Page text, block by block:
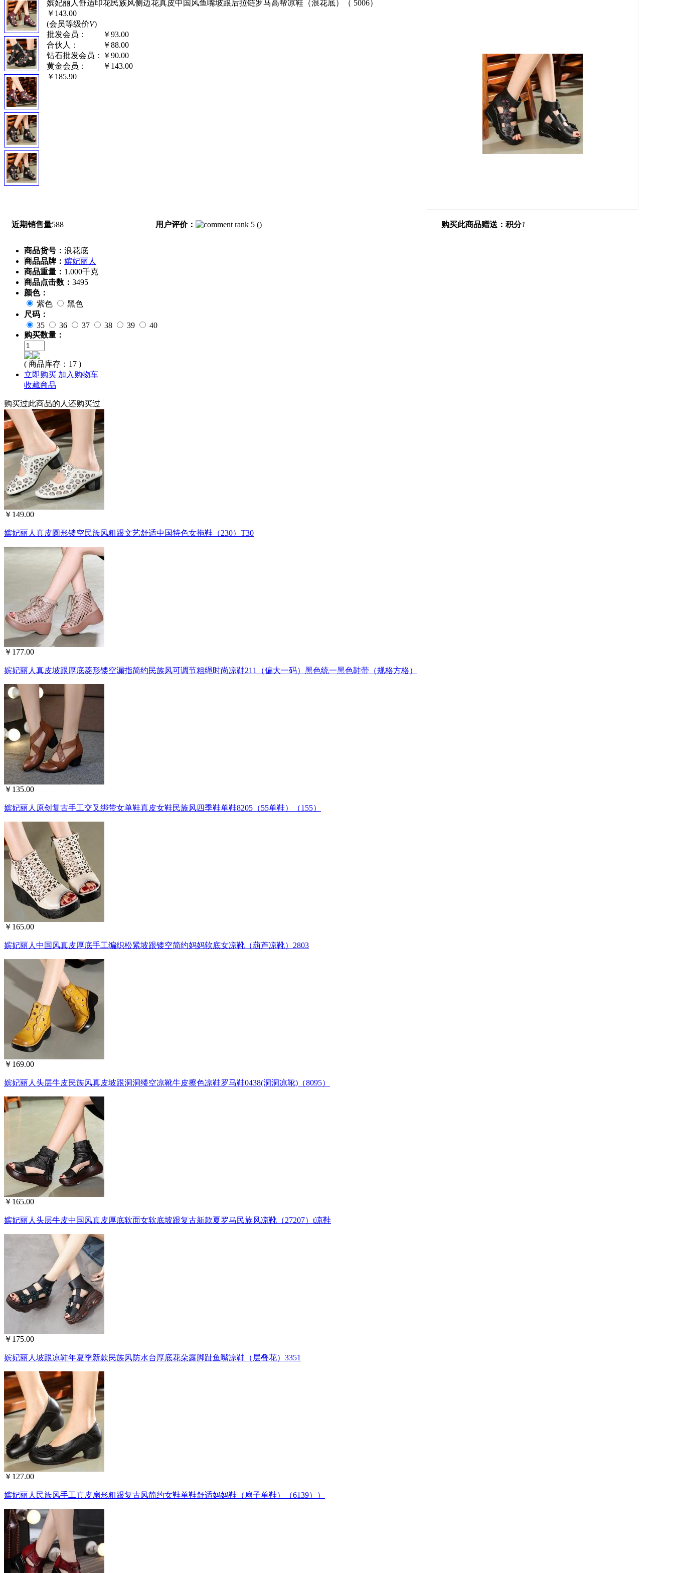
嫔妃丽人舒适印花民族风侧边花真皮中国风鱼嘴坡跟后拉链罗马高帮凉鞋（浪花底）（ 5006）
￥143.00
(会员等级价V)
批发会员：
￥93.00
合伙人：
￥88.00
钻石批发会员：
￥90.00
黄金会员：
￥143.00
￥185.90
近期销售量588 用户评价： () 购买此商品赠送：积分1
商品货号： 浪花底
商品品牌： 嫔妃丽人
商品重量： 1.000千克
商品点击数： 3495
颜色：
紫色
黑色
尺码：
35
36 37 38 39
40
购买数量：
( 商品库存： 17 )
立即购买 加入购物车
收藏商品
购买过此商品的人还购买过
￥149.00
嫔妃丽人真皮圆形镂空民族风粗跟文艺舒适中国特色女拖鞋（230）T30
￥177.00
嫔妃丽人真皮坡跟厚底菱形镂空漏指简约民族风可调节粗绳时尚凉鞋211（偏大一码）黑色统一黑色鞋带（规格方格）
￥135.00
嫔妃丽人原创复古手工交叉绑带女单鞋真皮女鞋民族风四季鞋单鞋8205（55单鞋）（155）
￥165.00
嫔妃丽人中国风真皮厚底手工编织松紧坡跟镂空简约妈妈软底女凉靴（葫芦凉靴）2803
￥169.00
嫔妃丽人头层牛皮民族风真皮坡跟洞洞缕空凉靴牛皮擦色凉鞋罗马鞋0438(洞洞凉靴)（8095）
￥165.00
嫔妃丽人头层牛皮中国风真皮厚底软面女软底坡跟复古新款夏罗马民族风凉靴（27207）t凉鞋
￥175.00
嫔妃丽人坡跟凉鞋年夏季新款民族风防水台厚底花朵露脚趾鱼嘴凉鞋（层叠花）3351
￥127.00
嫔妃丽人民族风手工真皮扇形粗跟复古风简约女鞋单鞋舒适妈妈鞋（扇子单鞋）（6139））